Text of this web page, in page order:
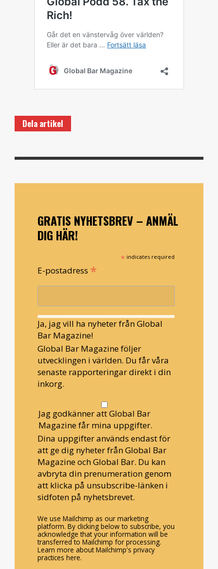
Dela artikel
GRATIS NYHETSBREV – ANMÄL
DIG HÄR!
* indicates required
E-postadress *
Ja, jag vill ha nyheter från Global
Bar Magazine!
Global Bar Magazine följer
utvecklingen i världen. Du får våra
senaste rapporteringar direkt i din
inkorg.
Jag godkänner att Global Bar
Magazine får mina uppgifter.
Dina uppgifter används endast för
att ge dig nyheter från Global Bar
Magazine och Global Bar. Du kan
avbryta din prenumeration genom
att klicka på unsubscribe-länken i
sidfoten på nyhetsbrevet.
We use Mailchimp as our marketing
platform. By clicking below to subscribe, you
acknowledge that your information will be
transferred to Mailchimp for processing.
Learn more about Mailchimp's privacy
practices here.